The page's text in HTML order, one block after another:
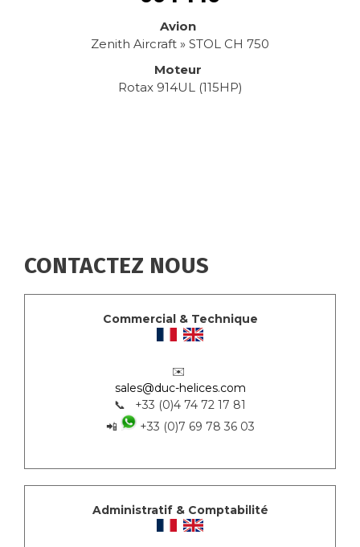
Avion
Zenith Aircraft » STOL CH 750
Moteur
Rotax 914UL (115HP)
CONTACTEZ NOUS
Commercial & Technique
✉️
sales@duc-helices.com
📞 +33 (0)4 74 72 17 81
📲
+33 (0)7 69 78 36 03
Administratif & Comptabilité